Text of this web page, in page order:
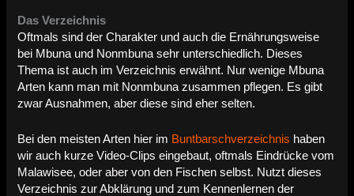
Das Verzeichnis
Oftmals sind der Charakter und auch die Ernährungsweise
bei Mbuna und Nonmbuna sehr unterschiedlich. Dieses
Thema ist auch im Verzeichnis erwähnt. Nur wenige Mbuna
Arten kann man mit Nonmbuna zusammen pflegen. Es gibt
zwar Ausnahmen, aber diese sind eher selten.
Bei den meisten Arten hier im Buntbarschverzeichnis haben
wir auch kurze Video-Clips eingebaut, oftmals Eindrücke vom
Malawisee, oder aber von den Fischen selbst. Nutzt dieses
Verzeichnis zur Abklärung und zum Kennenlernen der